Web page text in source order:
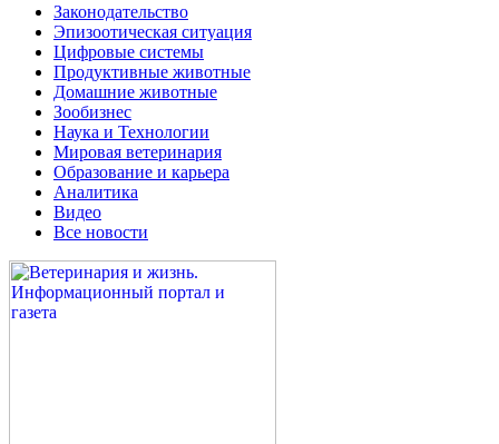
Законодательство
Эпизоотическая ситуация
Цифровые системы
Продуктивные животные
Домашние животные
Зообизнес
Наука и Технологии
Мировая ветеринария
Образование и карьера
Аналитика
Видео
Все новости